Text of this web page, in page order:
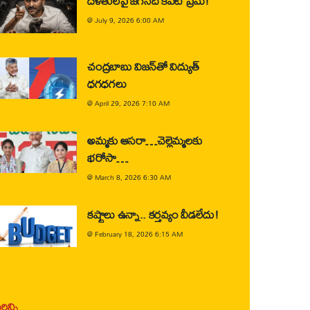
@July 9, 2026 6:00 AM
చంద్రబాబు విజన్‌తో విద్యుత్
ధగధగలు
@April 29, 2026 7:10 AM
అమ్మకు ఆసరా…చెల్లెమ్మలకు
భరోసా…
@ March 8, 2026 6:30 AM
కష్టాలు ఉన్నా.. కర్తవ్యం వీడలేదు!
@February 18, 2026 6:15 AM